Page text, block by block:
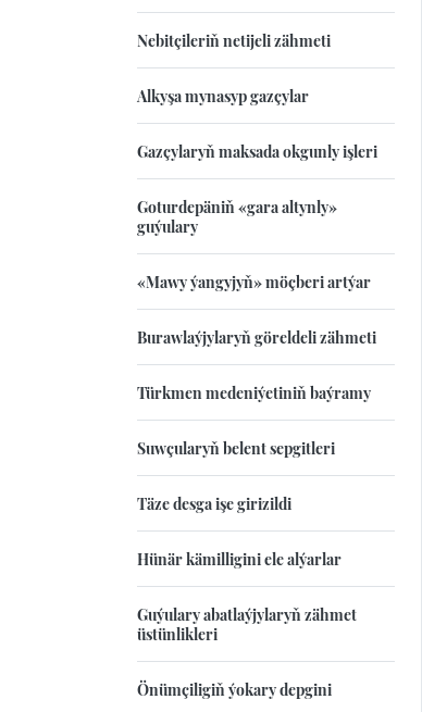
Nebitçileriň netijeli zähmeti
Alkyşa mynasyp gazçylar
Gazçylaryň maksada okgunly işleri
Goturdepäniň «gara altynly»
guýulary
«Mawy ýangyjyň» möçberi artýar
Burawlaýjylaryň göreldeli zähmeti
Türkmen medeniýetiniň baýramy
Suwçularyň belent sepgitleri
Täze desga işe girizildi
Hünär kämilligini ele alýarlar
Guýulary abatlaýjylaryň zähmet
üstünlikleri
Önümçiligiň ýokary depgini